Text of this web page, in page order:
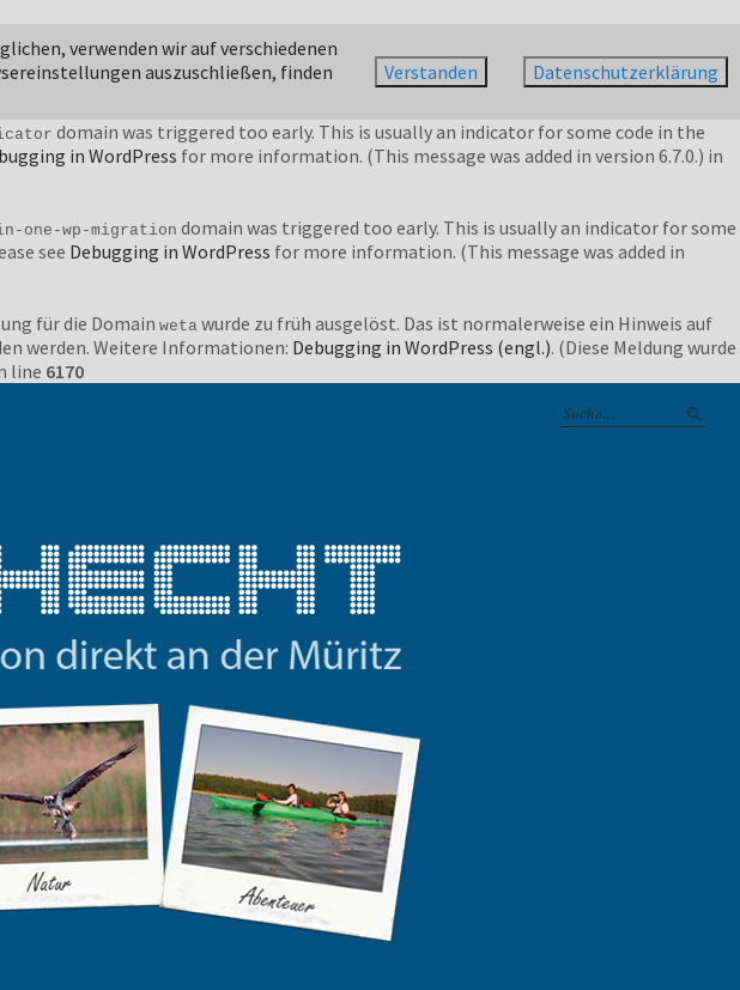
domain was triggered too early. This is usually an indicator for some code in the plugin
in WordPressfor more information. (This message was added in version 6.7.0.) in
domain was triggered too early. This is usually an indicator for some code in the
in WordPress for more information. (This message was added in version 6.7.0.) in
one-wp-migration domain was triggered too early. This is usually an indicator for some
see Debugging in WordPress for more information. (This message was added in
für die Domain weta wurde zu früh ausgelöst. Das ist normalerweise ein Hinweis auf
werden. Weitere Informationen: Debugging in WordPress (engl.). (Diese Meldung wurde
line 6170
verwenden wir auf verschiedenen
auszuschließen, finden
Verstanden Datenschutzerklärung